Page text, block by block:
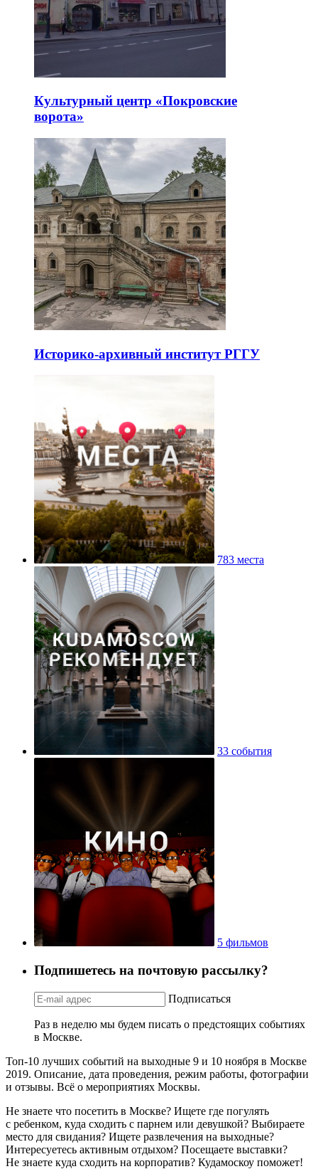
Культурный центр «Покровские
ворота»
Историко-архивный институт РГГУ
783 места
33 события
5 фильмов
Подпишетесь на почтовую рассылку?
Подписаться
Раз в неделю мы будем писать о предстоящих событиях
в Москве.
Топ-10 лучших событий на выходные 9 и 10 ноября в Москве
2019. Описание, дата проведения, режим работы, фотографии
и отзывы. Всё о мероприятиях Москвы.
Не знаете что посетить в Москве? Ищете где погулять
с ребенком, куда сходить с парнем или девушкой? Выбираете
место для свидания? Ищете развлечения на выходные?
Интересуетесь активным отдыхом? Посещаете выставки?
Не знаете куда сходить на корпоратив? Кудамоскоу поможет!